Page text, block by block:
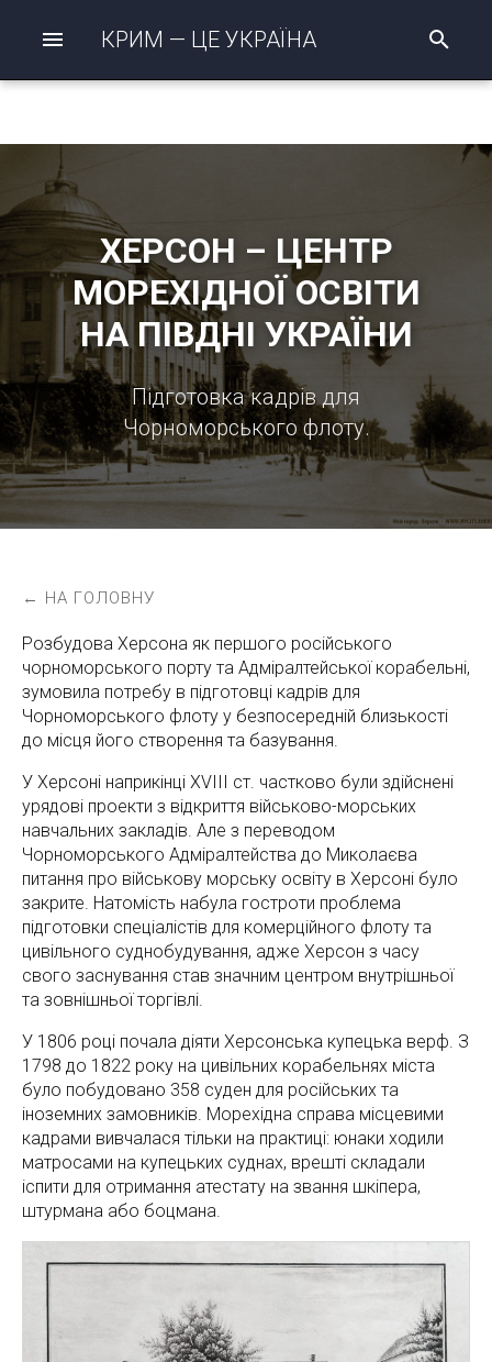
КРИМ — ЦЕ УКРАЇНА
о
п
а
ХЕРСОН – ЦЕНТР
МОРЕХІДНОЇ ОСВІТИ
НА ПІВДНІ УКРАЇНИ
Підготовка кадрів для
Чорноморського флоту.
← НА ГОЛОВНУ
Розбудова Херсона як першого російського
чорноморського порту та Адміралтейської корабельні,
зумовила потребу в підготовці кадрів для
Чорноморського флоту у безпосередній близькості
до місця його створення та базування.
У Херсоні наприкінці ХVІІІ ст. частково були здійснені
урядові проекти з відкриття військово-морських
навчальних закладів. Але з переводом
Чорноморського Адміралтейства до Миколаєва
питання про військову морську освіту в Херсоні було
закрите. Натомість набула гостроти проблема
підготовки спеціалістів для комерційного флоту та
цивільного суднобудування, адже Херсон з часу
свого заснування став значним центром внутрішньої
та зовнішньої торгівлі.
У 1806 році почала діяти Херсонська купецька верф. З
1798 до 1822 року на цивільних корабельнях міста
було побудовано 358 суден для російських та
іноземних замовників. Морехідна справа місцевими
кадрами вивчалася тільки на практиці: юнаки ходили
матросами на купецьких суднах, врешті складали
іспити для отримання атестату на звання шкіпера,
штурмана або боцмана.